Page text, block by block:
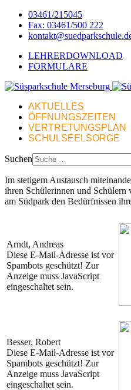
03461/215045
Fax: 03461/500 222
LEHRERDOWNLOAD
FORMULARE
AKTUELLES
ÖFFNUNGSZEITEN
VERTRETUNGSPLAN
SCHULSEELSORGE
Suchen
Im stetigem Austausch
ihren Schülerinnen und Schülern
am Südpark den Bedürfnissen
Arndt, Andreas
Diese E-Mail-Adresse ist vor
Spambots geschützt! Zur
Anzeige muss JavaScript
eingeschaltet sein.
Besser, Robert
Diese E-Mail-Adresse ist vor
Spambots geschützt! Zur
Anzeige muss JavaScript
eingeschaltet sein.